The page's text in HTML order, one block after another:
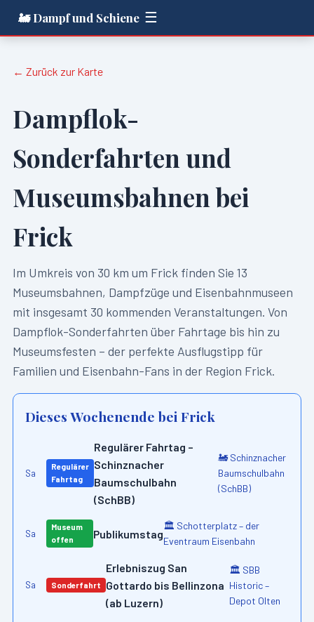
🚂 Dampf und Schiene ☰
← Zurück zur Karte
Dampflok-
Sonderfahrten und
Museumsbahnen bei
Frick
Im Umkreis von 30 km um Frick finden Sie 13
Museumsbahnen, Dampfzüge und Eisenbahnmuseen
mit insgesamt 30 kommenden Veranstaltungen. Von
Dampflok-Sonderfahrten über Fahrtage bis hin zu
Museumsfesten – der perfekte Ausflugstipp für
Familien und Eisenbahn-Fans in der Region Frick.
Dieses Wochenende beiFrick
Sa
Regulärer
Fahrtag
Regulärer Fahrtag –
Schinznacher
Baumschulbahn
(SchBB)
🚂 Schinznacher
Baumschulbahn
(SchBB)
Sa
Museum
offen
Publikumstag
🏛️ Schotterplatz – der
Eventraum Eisenbahn
Sa Sonderfahrt
Erlebniszug San
Gottardo bis Bellinzona
(ab Luzern)
🏛️ SBB
Historic –
Depot Olten